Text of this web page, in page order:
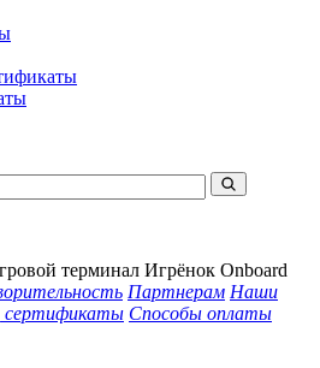
терминал Игрёнок Onboard
Партнерам Наши
сертификаты Способы оплаты